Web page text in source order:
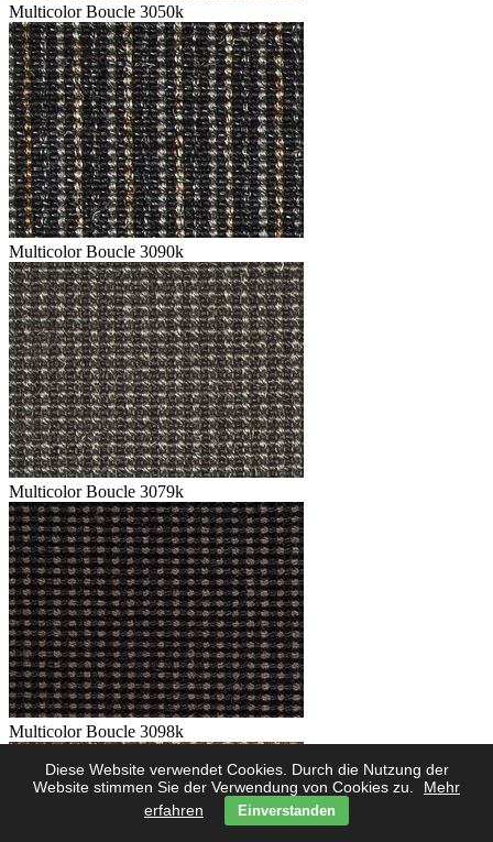
Diese Website verwendet Cookies. Durch die Nutzung der
Website stimmen Sie der Verwendung von Cookies zu.
Mehr
erfahren
Einverstanden
Multicolor Boucle 3050k
Multicolor Boucle 3090k
Multicolor Boucle 3079k
Multicolor Boucle 3098k